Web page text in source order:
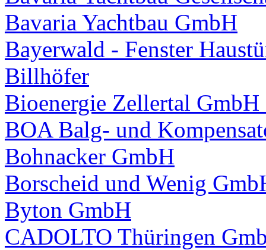
Bavaria Yachtbau GmbH
Bayerwald - Fenster
Billhöfer
Bioenergie Zellertal
BOA Balg- und
Bohnacker GmbH
Borscheid und Wenig
Byton GmbH
CADOLTO Thüringen